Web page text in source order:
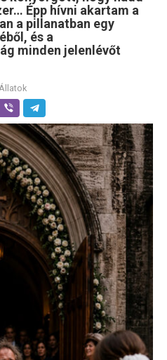
Épp hívni akartam a
a pillanatban egy
és a
minden jelenlévőt